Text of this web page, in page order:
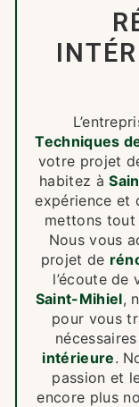
Techniques
votre projet
habitez à
expérience et
mettons
Nous vous
projet de
l’écoute de
Saint-Mihiel,
pour vous
intérieure.
passion et
encore plus